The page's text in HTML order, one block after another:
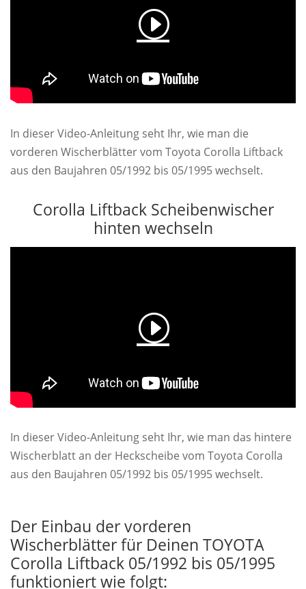
In dieser Video-Anleitung seht Ihr, wie man die
vorderen Wischerblätter vom Toyota Corolla Liftback
aus den Baujahren 05/1992 bis 05/1995 wechselt.
Corolla Liftback Scheibenwischer
hinten wechseln
In dieser Video-Anleitung seht Ihr, wie man das hintere
Wischerblatt an der Heckscheibe vom Toyota Corolla
aus den Baujahren 05/1992 bis 05/1995 wechselt.
Der Einbau der vorderen
Wischerblätter für Deinen TOYOTA
Corolla Liftback 05/1992 bis 05/1995
funktioniert wie folgt: